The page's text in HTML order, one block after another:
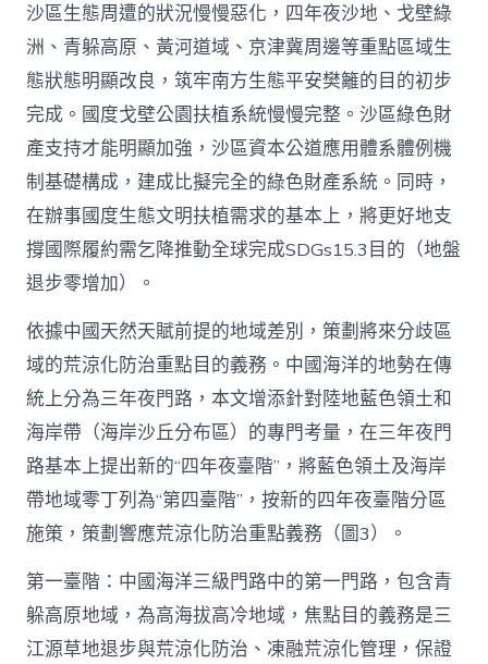
沙區生態周遭的狀況慢慢惡化，四年夜沙地、戈壁綠
洲、青躲高原、黃河道域、京津冀周邊等重點區域生
態狀態明顯改良，筑牢南方生態平安樊籬的目的初步
完成。國度戈壁公園扶植系統慢慢完整。沙區綠色財
產支持才能明顯加強，沙區資本公道應用體系體例機
制基礎構成，建成比擬完全的綠色財產系統。同時，
在辦事國度生態文明扶植需求的基本上，將更好地支
撐國際履約需乞降推動全球完成SDGs15.3目的（地盤
退步零增加）。
依據中國天然天賦前提的地域差別，策劃將來分歧區
域的荒涼化防治重點目的義務。中國海洋的地勢在傳
統上分為三年夜門路，本文增添針對陸地藍色領土和
海岸帶（海岸沙丘分布區）的專門考量，在三年夜門
路基本上提出新的“四年夜臺階”，將藍色領土及海岸
帶地域零丁列為“第四臺階”，按新的四年夜臺階分區
施策，策劃響應荒涼化防治重點義務（圖3）。
第一臺階：中國海洋三級門路中的第一門路，包含青
躲高原地域，為高海拔高冷地域，焦點目的義務是三
江源草地退步與荒涼化防治、凍融荒涼化管理，保證